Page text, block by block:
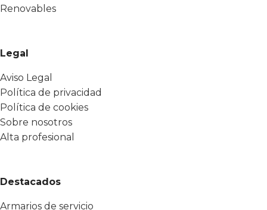
Renovables
Legal
Aviso Legal
Política de privacidad
Política de cookies
Sobre nosotros
Alta profesional
Destacados
Armarios de servicio